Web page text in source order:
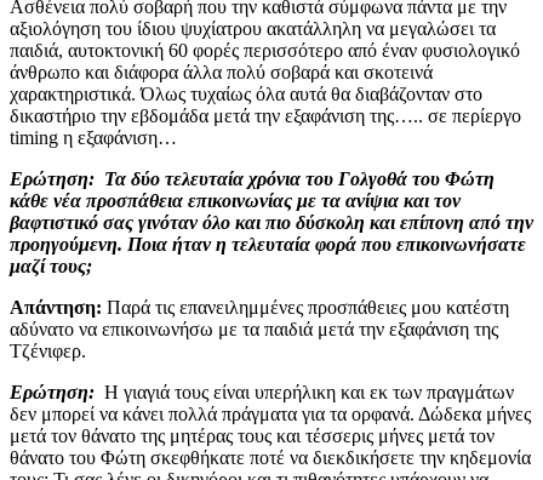
Ασθένεια πολύ σοβαρή που την καθιστά σύμφωνα πάντα με την
αξιολόγηση του ίδιου ψυχίατρου ακατάλληλη να μεγαλώσει τα
παιδιά, αυτοκτονική 60 φορές περισσότερο από έναν φυσιολογικό
άνθρωπο και διάφορα άλλα πολύ σοβαρά και σκοτεινά
χαρακτηριστικά. Όλως τυχαίως όλα αυτά θα διαβάζονταν στο
δικαστήριο την εβδομάδα μετά την εξαφάνιση της….. σε περίεργο
timing η εξαφάνιση…
Ερώτηση: Τα δύο τελευταία χρόνια του Γολγοθά του Φώτη
κάθε νέα προσπάθεια επικοινωνίας με τα ανίψια και τον
βαφτιστικό σας γινόταν όλο και πιο δύσκολη και επίπονη από την
προηγούμενη. Ποια ήταν η τελευταία φορά που επικοινωνήσατε
μαζί τους;
Απάντηση: Παρά τις επανειλημμένες προσπάθειες μου κατέστη
αδύνατο να επικοινωνήσω με τα παιδιά μετά την εξαφάνιση της
Τζένιφερ.
Ερώτηση: Η γιαγιά τους είναι υπερήλικη και εκ των πραγμάτων
δεν μπορεί να κάνει πολλά πράγματα για τα ορφανά. Δώδεκα μήνες
μετά τον θάνατο της μητέρας τους και τέσσερις μήνες μετά τον
θάνατο του Φώτη σκεφθήκατε ποτέ να διεκδικήσετε την κηδεμονία